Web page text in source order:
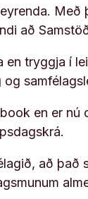
að
tryggja í
en er nú
að